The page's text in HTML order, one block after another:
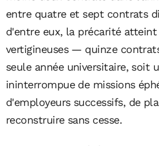
entre quatre et sept contrats
d'entre eux, la précarité
vertigineuses — quinze
seule année universitaire, soit
ininterrompue de missions
d'employeurs successifs, de
reconstruire sans cesse.